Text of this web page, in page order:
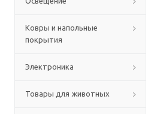
Ковры и напольные
покрытия
Электроника
Товары для животных